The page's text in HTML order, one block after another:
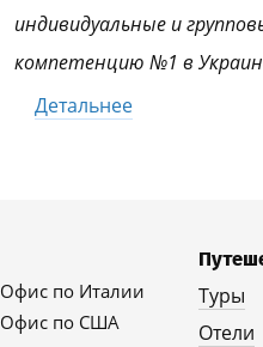
индивидуальные и
компетенцию №1 в
Детальнее
Офис по Италии
Офис по США
Туры
Отели